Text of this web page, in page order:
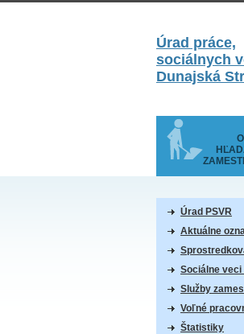
Úrad práce,
sociálnych
Dunajská
Úrad PSVR
Aktuálne
Sociálne veci
Služby
Voľné
Štatistiky